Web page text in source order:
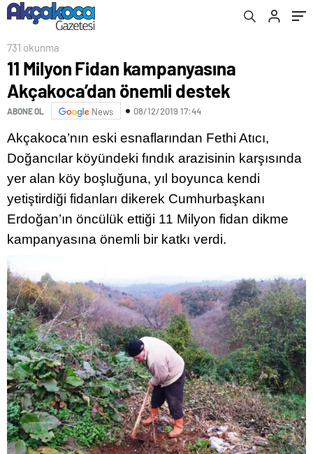
731 okunma
11 Milyon Fidan kampanyasına
Akçakoca’dan önemli destek
ABONE OL News 08/12/2019 17:44
Akçakoca’nın eski esnaflarından Fethi Atıcı,
Doğancılar köyündeki fındık arazisinin karşısında
yer alan köy boşluğuna, yıl boyunca kendi
yetiştirdiği fidanları dikerek Cumhurbaşkanı
Erdoğan’ın öncülük ettiği 11 Milyon fidan dikme
kampanyasına önemli bir katkı verdi.